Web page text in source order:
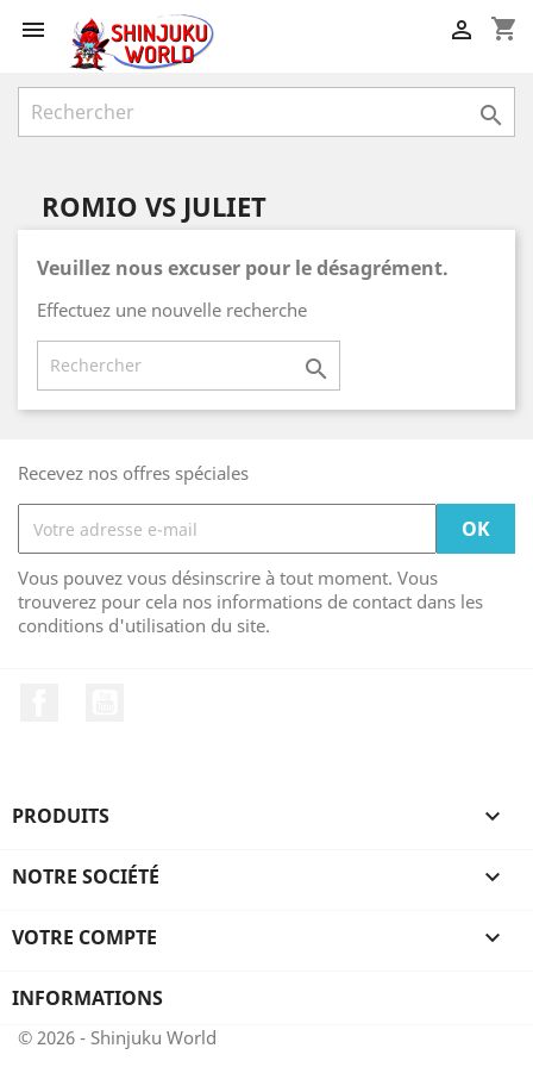
 shopping_cart


ROMIO VS JULIET
Veuillez nous excuser pour le désagrément.
Effectuez une nouvelle recherche

Recevez nos offres spéciales
Vous pouvez vous désinscrire à tout moment. Vous
trouverez pour cela nos informations de contact dans les
conditions d'utilisation du site.
PRODUITS 
NOTRE SOCIÉTÉ 
VOTRE COMPTE 
INFORMATIONS
© 2026 - Shinjuku World